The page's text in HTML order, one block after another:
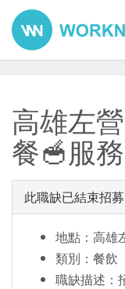
高雄左
餐🥣服
此職缺已結束招募
地點：高雄
類別：餐飲
職缺描述：